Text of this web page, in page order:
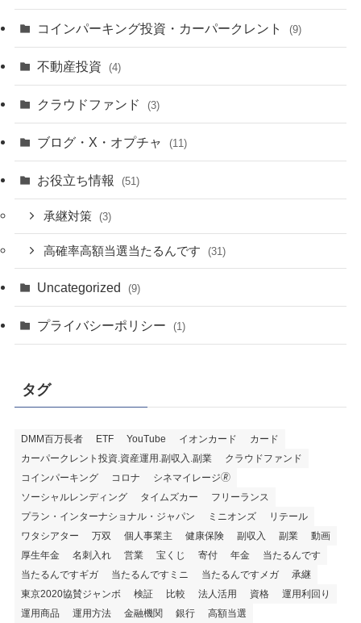
コインパーキング投資・カーパークレント (9)
不動産投資 (4)
クラウドファンド (3)
ブログ・X・オプチャ (11)
お役立ち情報 (51)
承継対策 (3)
高確率高額当選当たるんです (31)
Uncategorized (9)
プライバシーポリシー (1)
タグ
DMM百万長者 ETF YouTube イオンカード
カード
カーパークレント投資.資産運用.副収入.副業
クラウドファンド
コインパーキング
コロナ
シネマイレージ🄬
ソーシャルレンディング
タイムズカー
フリーランス
プラン・インターナショナル・ジャパン
ミニオンズ
リテール
ワタシアター
万双 個人事業主 健康保険 副収入 副業
動画
厚生年金
名刺入れ 営業 宝くじ 寄付 年金
当たるんです
当たるんですギガ
当たるんですミニ 当たるんですメガ
承継
東京2020協賛ジャンボ
検証 比較 法人活用 資格
運用利回り
運用商品
運用方法 金融機関 銀行 高額当選